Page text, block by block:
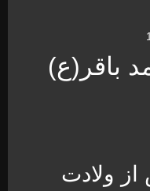
باقر(ع)
از ولادت